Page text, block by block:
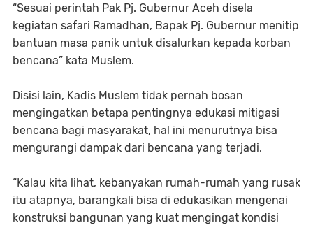
“Sesuai perintah Pak Pj. Gubernur Aceh disela
kegiatan safari Ramadhan, Bapak Pj. Gubernur menitip
bantuan masa panik untuk disalurkan kepada korban
bencana” kata Muslem.
Disisi lain, Kadis Muslem tidak pernah bosan
mengingatkan betapa pentingnya edukasi mitigasi
bencana bagi masyarakat, hal ini menurutnya bisa
mengurangi dampak dari bencana yang terjadi.
“Kalau kita lihat, kebanyakan rumah-rumah yang rusak
itu atapnya, barangkali bisa di edukasikan mengenai
konstruksi bangunan yang kuat mengingat kondisi